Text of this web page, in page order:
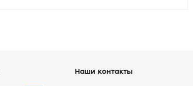
Наши контакты